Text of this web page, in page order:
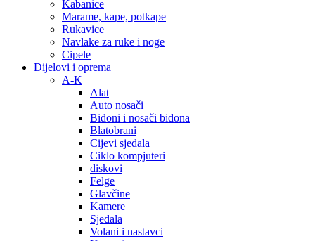
Kabanice
Marame, kape, potkape
Rukavice
Navlake za ruke i noge
Cipele
Dijelovi i oprema
A-K
Alat
Auto nosači
Bidoni i nosači bidona
Blatobrani
Cijevi sjedala
Ciklo kompjuteri
diskovi
Felge
Glavčine
Kamere
Sjedala
Volani i nastavci